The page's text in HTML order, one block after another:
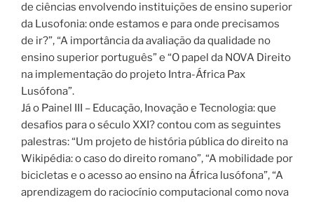
de ciências envolvendo instituições de ensino superior
da Lusofonia: onde estamos e para onde precisamos
de ir?”, “A importância da avaliação da qualidade no
ensino superior português” e “O papel da NOVA Direito
na implementação do projeto Intra-África Pax
Lusófona”.
Já o Painel III – Educação, Inovação e Tecnologia: que
desafios para o século XXI? contou com as seguintes
palestras: “Um projeto de história pública do direito na
Wikipédia: o caso do direito romano”, “A mobilidade por
bicicletas e o acesso ao ensino na África lusófona”, “A
aprendizagem do raciocínio computacional como nova